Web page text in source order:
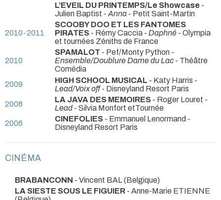
L’EVEIL DU PRINTEMPS/Le Showcase -
Julien Baptist - Anna - Petit Saint-Martin
2010-2011
SCOOBY DOO ET LES FANTOMES
PIRATES - Rémy Caccia - Daphné - Olympia
et tournées Zéniths de France
2010
SPAMALOT - Pef/Monty Python -
Ensemble/Doublure Dame du Lac - Théâtre
Comédia
2009
HIGH SCHOOL MUSICAL - Katy Harris -
Lead/Voix off- Disneyland Resort Paris
2008
LA JAVA DES MEMOIRES - Roger Louret -
Lead- Silvia Monfort etTournée
2006
CINEFOLIES - Emmanuel Lenormand -
Disneyland Resort Paris
CINÉMA
BRABANCONN - Vincent BAL (Belgique)
LA SIESTE SOUS LE FIGUIER - Anne-Marie ETIENNE